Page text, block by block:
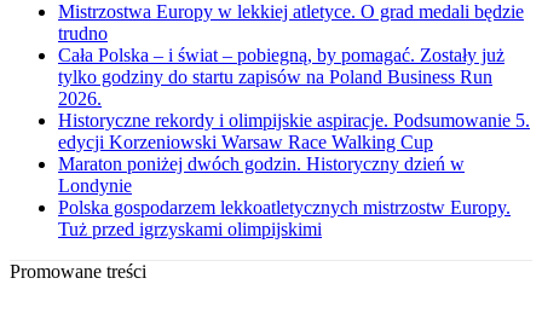
Mistrzostwa Europy w lekkiej atletyce. O grad medali będzie
trudno
Cała Polska – i świat – pobiegną, by pomagać. Zostały już
tylko godziny do startu zapisów na Poland Business Run
2026.
Historyczne rekordy i olimpijskie aspiracje. Podsumowanie 5.
edycji Korzeniowski Warsaw Race Walking Cup
Maraton poniżej dwóch godzin. Historyczny dzień w
Londynie
Polska gospodarzem lekkoatletycznych mistrzostw Europy.
Tuż przed igrzyskami olimpijskimi
Promowane treści